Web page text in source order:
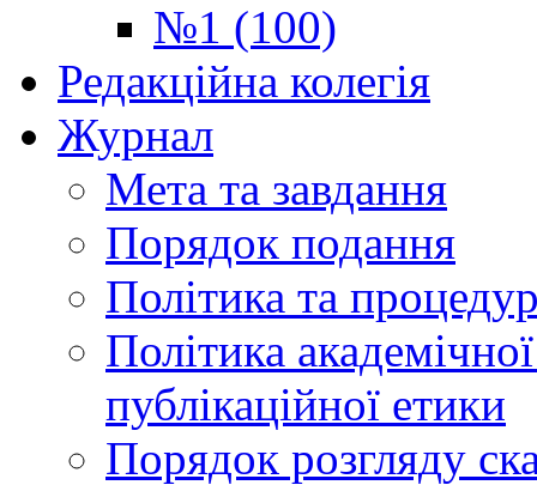
№1 (100)
Редакційна колегія
Журнал
Мета та завдання
Порядок подання
Політика та
Політика
публікаційної етики
Порядок розгляду